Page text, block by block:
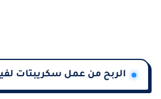
الربح من عمل سكريبتات